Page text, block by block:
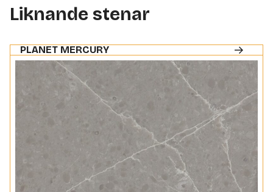
Liknande stenar
PLANET MERCURY